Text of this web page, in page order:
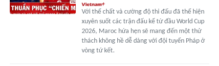
Với thể chất và cường độ thi đấu đã thể hiện
xuyên suốt các trận đấu kể từ đầu World Cup
2026, Maroc hứa hẹn sẽ mang đến một thử
thách không hề dễ dàng với đội tuyển Pháp ở
vòng tứ kết.